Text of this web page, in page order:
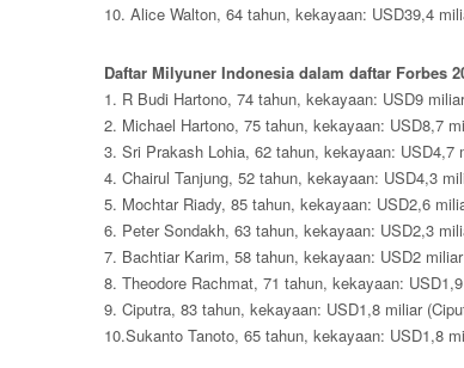
10. Alice Walton, 64 tahun, kekayaan: USD39,4
Daftar Milyuner Indonesia dalam daftar Forbes
1. R Budi Hartono, 74 tahun, kekayaan: USD9
2. Michael Hartono, 75 tahun, kekayaan: USD8,7
3. Sri Prakash Lohia, 62 tahun, kekayaan: USD4,7
4. Chairul Tanjung, 52 tahun, kekayaan: USD4,3
5. Mochtar Riady, 85 tahun, kekayaan: USD2,6
6. Peter Sondakh, 63 tahun, kekayaan: USD2,3
7. Bachtiar Karim, 58 tahun, kekayaan: USD2
8. Theodore Rachmat, 71 tahun, kekayaan:
9. Ciputra, 83 tahun, kekayaan: USD1,8 miliar
10.Sukanto Tanoto, 65 tahun, kekayaan: USD1,8